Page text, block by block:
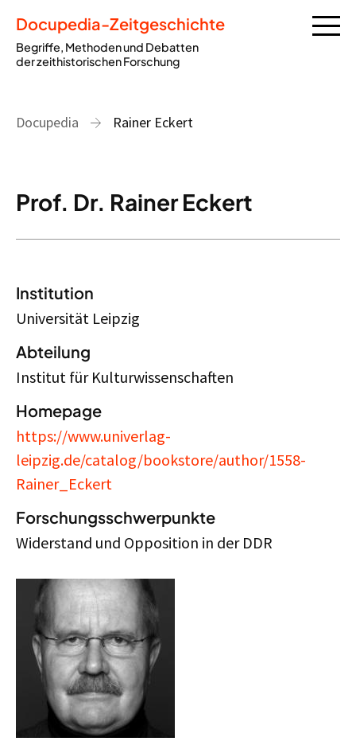
Docupedia-Zeitgeschichte
Begriffe, Methoden und Debatten
der zeithistorischen Forschung
Docupedia Rainer Eckert
Prof. Dr. Rainer Eckert
Institution
Universität Leipzig
Abteilung
Institut für Kulturwissenschaften
Homepage
https://www.univerlag-
leipzig.de/catalog/bookstore/author/1558-
Rainer_Eckert
Forschungsschwerpunkte
Widerstand und Opposition in der DDR